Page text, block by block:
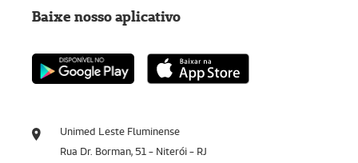
Unimed Leste Fluminense
Rua Dr. Borman, 51 - Niterói - RJ
Baixe nosso aplicativo